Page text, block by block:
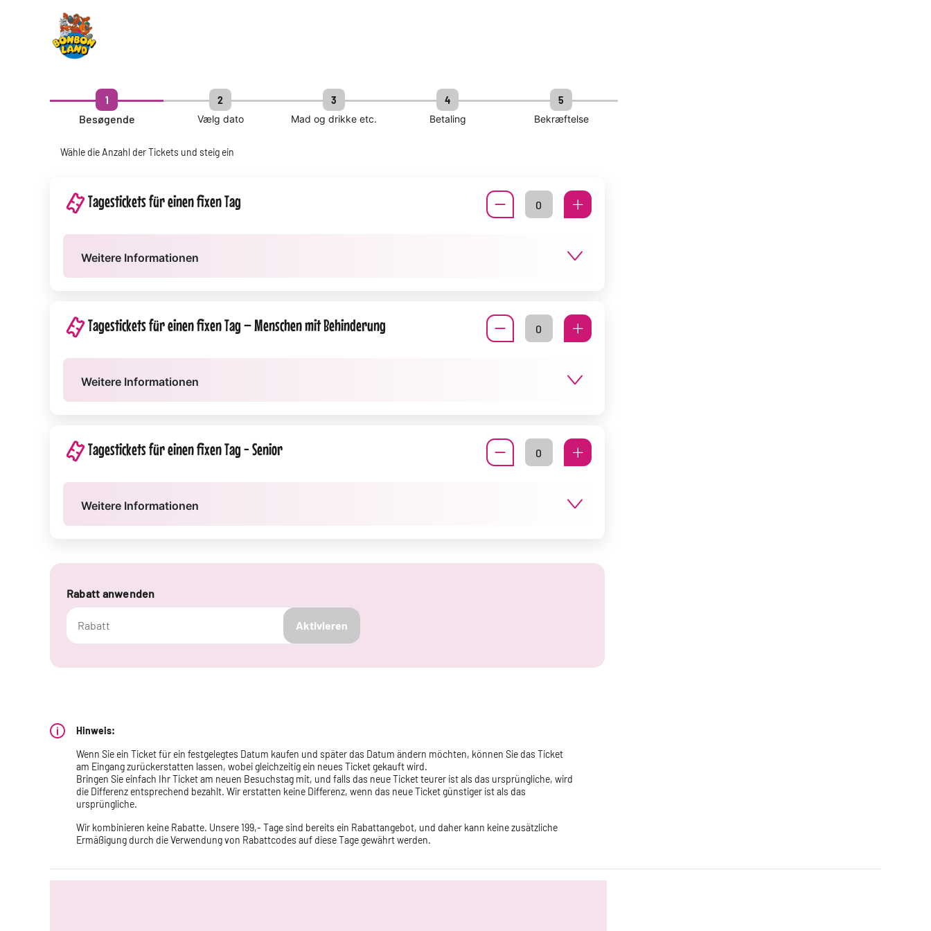
1
Besøgende
2
Vælg dato
3
Mad og drikke etc.
4
Betaling
5
Bekræftelse
Wähle die Anzahl der Tickets und steig ein
Tagestickets für einen fixen Tag
Weitere Informationen
Tagestickets für einen fixen Tag – Menschen mit Behinderung
Weitere Informationen
Tagestickets für einen fixen Tag - Senior
Weitere Informationen
Rabatt anwenden
Aktivieren
Hinweis:
Wenn Sie ein Ticket für ein festgelegtes Datum kaufen und später das Datum ändern möchten, können Sie das Ticket
am Eingang zurückerstatten lassen, wobei gleichzeitig ein neues Ticket gekauft wird.
Bringen Sie einfach Ihr Ticket am neuen Besuchstag mit, und falls das neue Ticket teurer ist als das ursprüngliche, wird
die Differenz entsprechend bezahlt. Wir erstatten keine Differenz, wenn das neue Ticket günstiger ist als das
ursprüngliche.
Wir kombinieren keine Rabatte. Unsere 199,- Tage sind bereits ein Rabattangebot, und daher kann keine zusätzliche
Ermäßigung durch die Verwendung von Rabattcodes auf diese Tage gewährt werden.